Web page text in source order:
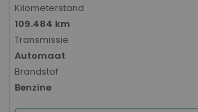
Kilometerstand
109.484 km
Transmissie
Automaat
Brandstof
Benzine